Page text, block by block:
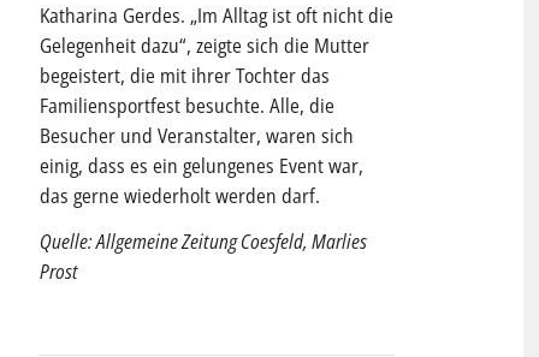
Katharina Gerdes. „Im Alltag ist oft nicht die
Gelegenheit dazu“, zeigte sich die Mutter
begeistert, die mit ihrer Tochter das
Familiensportfest besuchte. Alle, die
Besucher und Veranstalter, waren sich
einig, dass es ein gelungenes Event war,
das gerne wiederholt werden darf.
Quelle: Allgemeine Zeitung Coesfeld, Marlies
Prost